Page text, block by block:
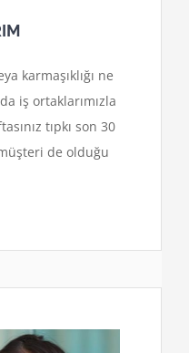
karmaşıklığı ne
iş ortaklarımızla
tıpkı son 30
de olduğu